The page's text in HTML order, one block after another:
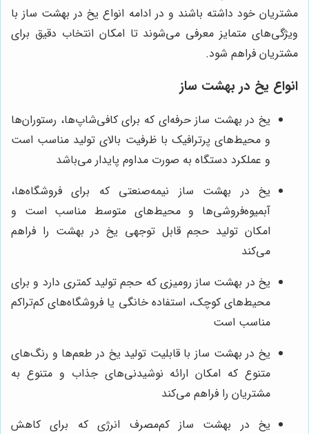
مشتریان خود داشته باشند و در ادامه انواع یخ در بهشت ساز با
ویژگی‌های متمایز معرفی می‌شوند تا امکان انتخاب دقیق برای
مشتریان فراهم شود.
انواع یخ در بهشت ساز
یخ در بهشت ساز حرفه‌ای که برای کافی‌شاپ‌ها، رستوران‌ها
و محیط‌های پرترافیک با ظرفیت بالای تولید مناسب است
و عملکرد دستگاه به صورت مداوم پایدار می‌باشد
یخ در بهشت ساز نیمه‌صنعتی که برای فروشگاه‌ها،
آبمیوه‌فروشی‌ها و محیط‌های متوسط مناسب است و
امکان تولید حجم قابل توجهی یخ در بهشت را فراهم
می‌کند
یخ در بهشت ساز رومیزی که حجم تولید کمتری دارد و برای
محیط‌های کوچک، استفاده خانگی یا فروشگاه‌های کم‌تراکم
مناسب است
یخ در بهشت ساز با قابلیت تولید یخ در طعم‌ها و رنگ‌های
متنوع که امکان ارائه نوشیدنی‌های جذاب و متنوع به
مشتریان را فراهم می‌کند
یخ در بهشت ساز کم‌مصرف انرژی که برای کاهش